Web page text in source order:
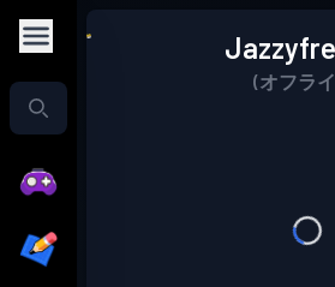
(オフラ